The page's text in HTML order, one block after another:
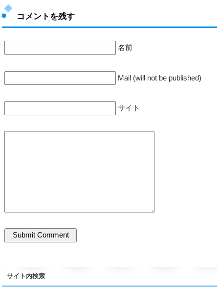
コメントを残す
名前
Mail (will not be published)
サイト
サイト内検索